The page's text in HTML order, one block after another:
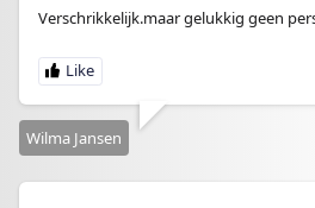
Verschrikkelijk.maar gelukkig geen
Wilma Jansen